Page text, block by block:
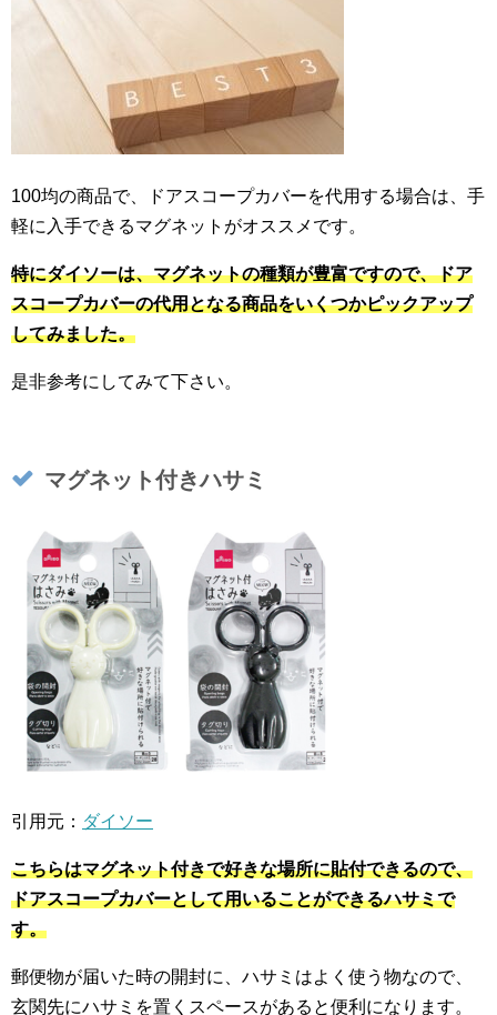
100均の商品で、ドアスコープカバーを代用する場合は、手
軽に入手できるマグネットがオススメです。
特にダイソーは、マグネットの種類が豊富ですので、ドア
スコープカバーの代用となる商品をいくつかピックアップ
してみました。
是非参考にしてみて下さい。
マグネット付きハサミ
引用元： ダイソー
こちらはマグネット付きで好きな場所に貼付できるので、
ドアスコープカバーとして用いることができるハサミで
す。
郵便物が届いた時の開封に、ハサミはよく使う物なので、
玄関先にハサミを置くスペースがあると便利になります。